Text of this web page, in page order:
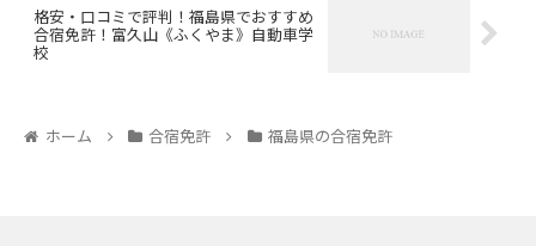
格安・口コミで評判！福島県でおすすめ
合宿免許！富久山《ふくやま》自動車学
校
ホーム 合宿免許 福島県の合宿免許